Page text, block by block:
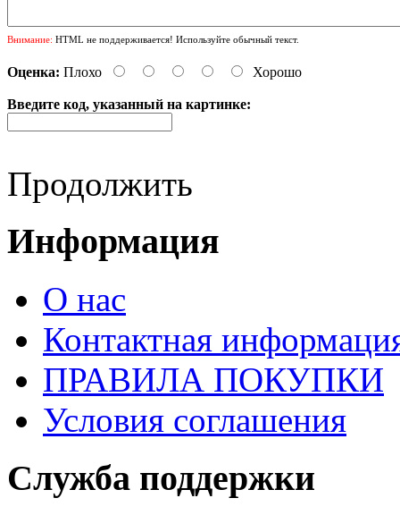
Внимание: HTML не поддерживается! Используйте обычный текст.
Оценка: Плохо Хорошо
Введите код, указанный на картинке:
Продолжить
Информация
О нас
Контактная
ПРАВИЛА ПОКУПКИ
Условия соглашения
Служба поддержки